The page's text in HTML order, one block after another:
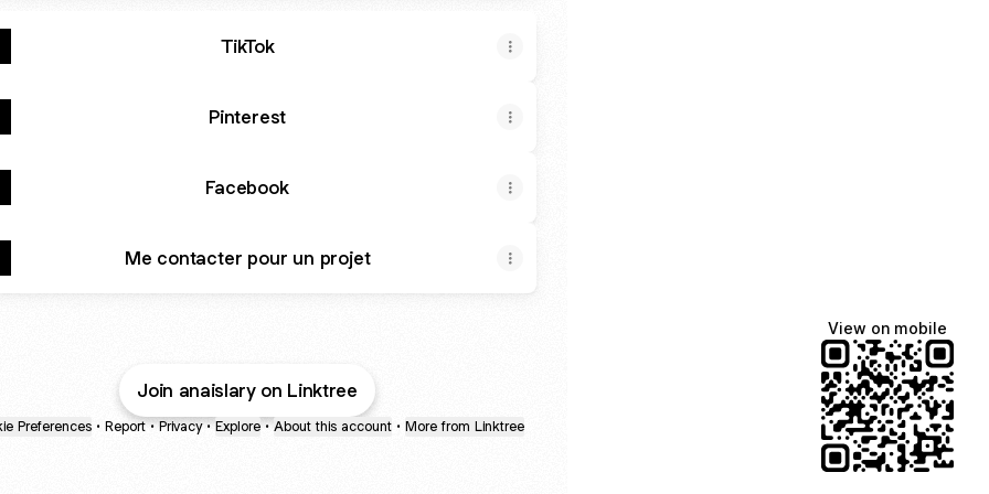
TikTok
Pinterest
Facebook
Me contacter pour un projet
Join anaislary on Linktree
Preferences • Report • Privacy • Explore • About this account • More from Linktree
View on mobile